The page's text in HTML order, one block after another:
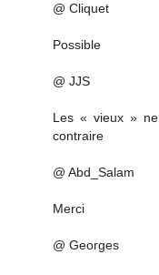
@ Cliquet
Possible
@ JJS
Les « vieux »
contraire
@ Abd_Salam
Merci
@ Georges